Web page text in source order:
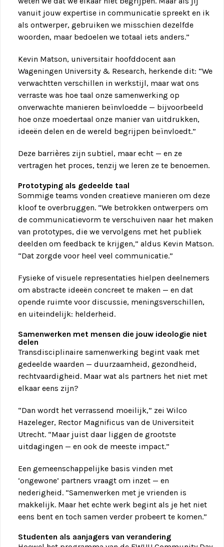
vanuit jouw expertise in communicatie spreekt en ik
als ontwerper, gebruiken we misschien dezelfde
woorden, maar bedoelen we totaal iets anders.”
Kevin Matson, universitair hoofddocent aan
Wageningen University & Research, herkende dit: “We
verwachtten verschillen in werkstijl, maar wat ons
verraste was hoe taal onze samenwerking op
onverwachte manieren beïnvloedde — bijvoorbeeld
hoe onze moedertaal onze manier van uitdrukken,
ideeën delen en de wereld begrijpen beïnvloedt.”
Deze barrières zijn subtiel, maar echt — en ze
vertragen het proces, tenzij we leren ze te benoemen.
Prototyping als gedeelde taal
Sommige teams vonden creatieve manieren om deze
kloof te overbruggen. “We betrokken ontwerpers om
de communicatievorm te verschuiven naar het maken
van prototypes, die we vervolgens met het publiek
deelden om feedback te krijgen,” aldus Kevin Matson.
“Dat zorgde voor heel veel communicatie.”
Fysieke of visuele representaties hielpen deelnemers
om abstracte ideeën concreet te maken — en dat
opende ruimte voor discussie, meningsverschillen,
en uiteindelijk: helderheid.
Samenwerken met mensen die jouw ideologie niet
delen
Transdisciplinaire samenwerking begint vaak met
gedeelde waarden — duurzaamheid, gezondheid,
rechtvaardigheid. Maar wat als partners het niet met
elkaar eens zijn?
“Dan wordt het verrassend moeilijk,” zei Wilco
Hazeleger, Rector Magnificus van de Universiteit
Utrecht. “Maar juist daar liggen de grootste
uitdagingen — en ook de meeste impact.”
Een gemeenschappelijke basis vinden met
‘ongewone’ partners vraagt om inzet — en
nederigheid. “Samenwerken met je vrienden is
makkelijk. Maar het echte werk begint als je het niet
eens bent en toch samen verder probeert te komen.”
Studenten als aanjagers van verandering